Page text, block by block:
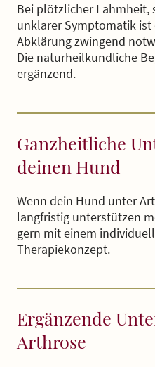
Bei plötzlicher Lahmheit,
unklarer Symptomatik
Abklärung zwingend
Die naturheilkundliche
ergänzend.
Ganzheitliche
deinen Hund
Wenn dein Hund unter
langfristig unterstützen
gern mit einem
Therapiekonzept.
Ergänzende
Arthrose